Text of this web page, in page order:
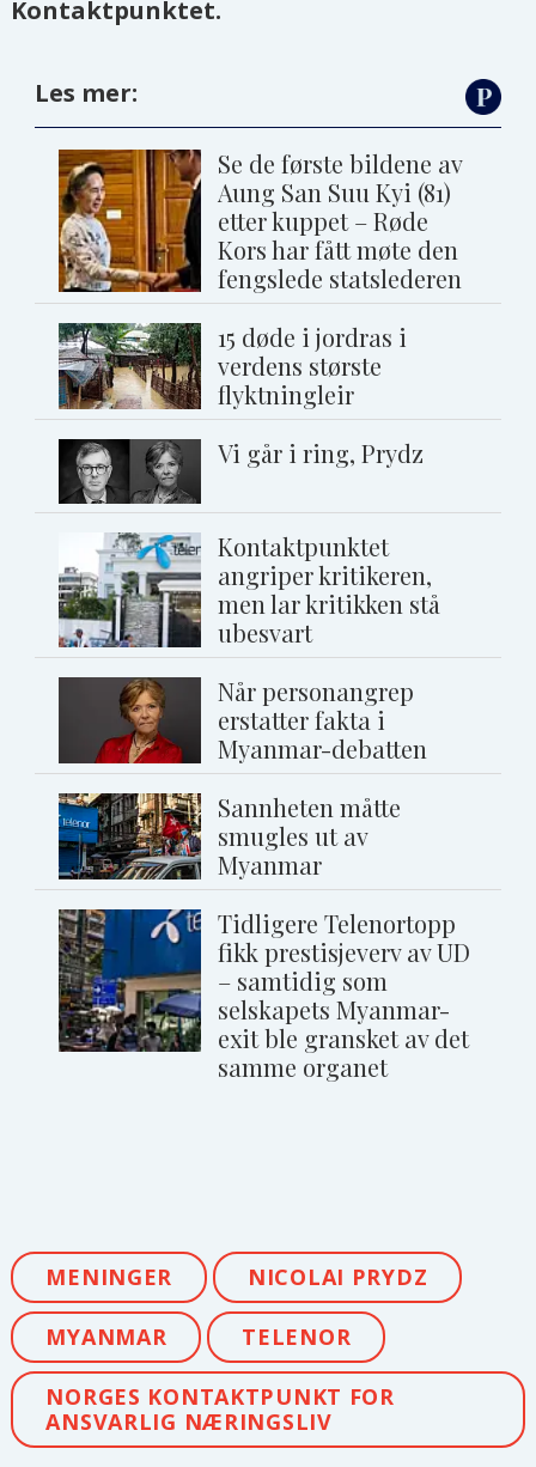
Kontaktpunktet.
Les mer:
Se de første bildene av
Aung San Suu Kyi (81)
etter kuppet – Røde
Kors har fått møte den
fengslede statslederen
15 døde i jordras i
verdens største
flyktningleir
Vi går i ring, Prydz
Kontaktpunktet
angriper kritikeren,
men lar kritikken stå
ubesvart
Når personangrep
erstatter fakta i
Myanmar-debatten
Sannheten måtte
smugles ut av
Myanmar
Tidligere Telenortopp
fikk prestisjeverv av UD
– samtidig som
selskapets Myanmar-
exit ble gransket av det
samme organet
MENINGER NICOLAI PRYDZ
MYANMAR TELENOR
NORGES KONTAKTPUNKT FOR
ANSVARLIG NÆRINGSLIV